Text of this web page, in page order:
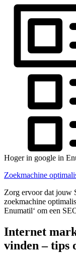
Hoger in google in
Zoekmachine
Zorg ervoor dat jouw
zoekmachine
Enumatil‘ om een
Internet
vinden – tips